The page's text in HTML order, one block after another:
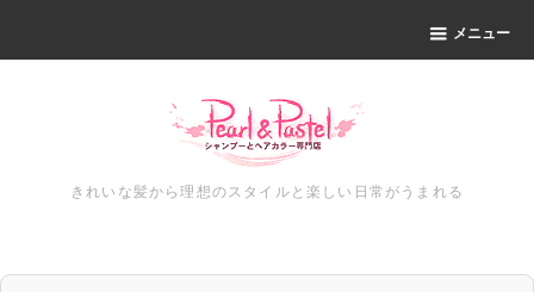
メニュー
きれいな髪から理想のスタイルと楽しい日常がうまれる